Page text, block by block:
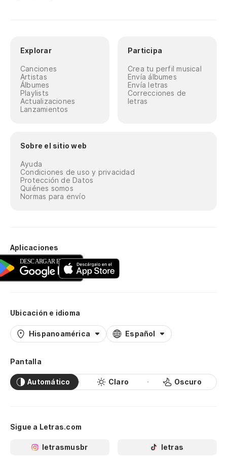
Explorar
Canciones
Artistas
Álbumes
Playlists
Actualizaciones
Lanzamientos
Participa
Crea tu perfil musical
Envía álbumes
Envía letras
Correcciones de
letras
Sobre el sitio web
Ayuda
Condiciones de uso y privacidad
Protección de Datos
Quiénes somos
Normas para envío
Aplicaciones
Ubicación e idioma
Hispanoamérica Español
Pantalla
Automático Claro Oscuro
Sigue a Letras.com
letrasmusbr letras